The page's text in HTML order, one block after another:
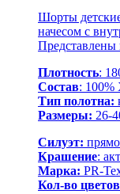
Шорты
начесом с
Представлены
Плотность:
Состав: 100%
Тип полотна:
Размеры: 26-
Силуэт:
Крашение:
Марка: PR-
Кол-во